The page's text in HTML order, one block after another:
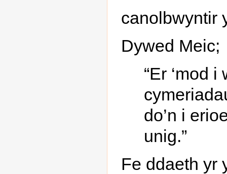
canolbwyntir
Dywed Meic;
“Er ‘mod
do’n i
unig.”
Fe ddaeth yr